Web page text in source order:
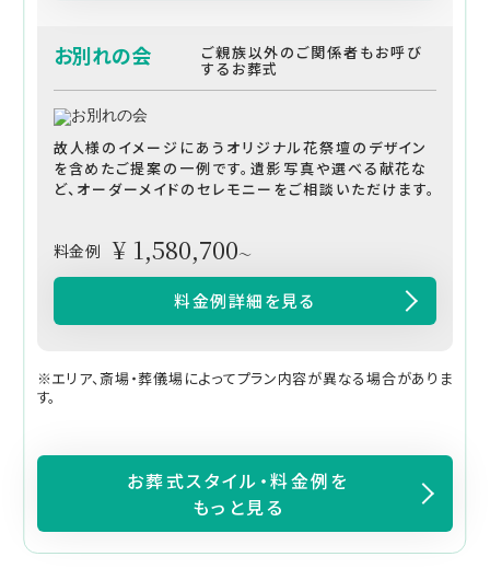
お別れの会 ご親族以外のご関係者もお呼び
するお葬式
故人様のイメージにあうオリジナル花祭壇のデザイン
を含めたご提案の一例です。遺影写真や選べる献花な
ど、オーダーメイドのセレモニーをご相談いただけます。
料金例 ¥ 1,580,700～
料金例詳細を見る
※エリア、斎場・葬儀場によってプラン内容が異なる場合がありま
す。
お葬式スタイル・料金例を
もっと見る